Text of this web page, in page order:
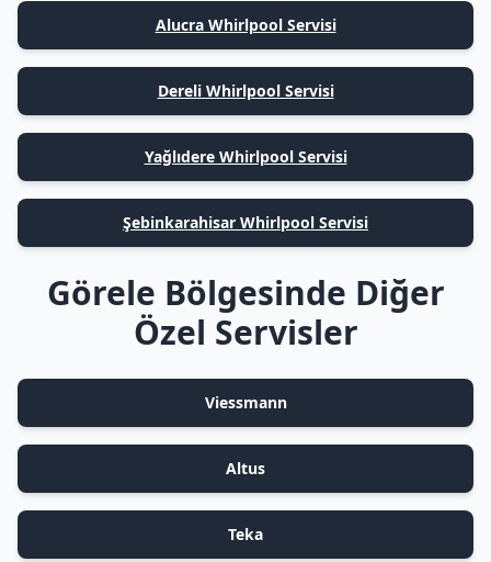
Alucra Whirlpool Servisi
Dereli Whirlpool Servisi
Yağlıdere Whirlpool Servisi
Şebinkarahisar Whirlpool Servisi
Görele Bölgesinde Diğer
Özel Servisler
Viessmann
Altus
Teka